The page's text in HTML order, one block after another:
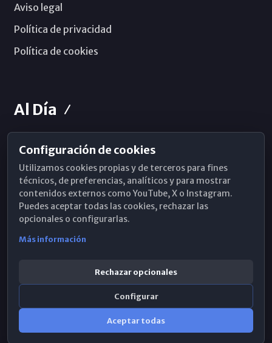
Aviso legal
Política de privacidad
Política de cookies
Al Día
Horarios de Misa
Hemeroteca
WhatsApp
Configuración de cookies
Utilizamos cookies propias y de terceros para fines
técnicos, de preferencias, analíticos y para mostrar
contenidos externos como YouTube, X o Instagram.
Puedes aceptar todas las cookies, rechazar las
opcionales o configurarlas.
Más información
Rechazar opcionales
Configurar
Aceptar todas